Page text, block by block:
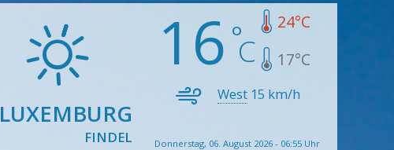
LUXEMBURG
FINDEL
16 24°C
17°C
West 15 km/h
Donnerstag, 06. August 2026 - 06:55 Uhr